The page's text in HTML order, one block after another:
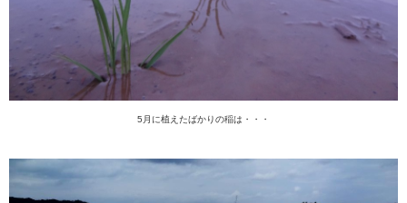
5月に植えたばかりの稲は・・・